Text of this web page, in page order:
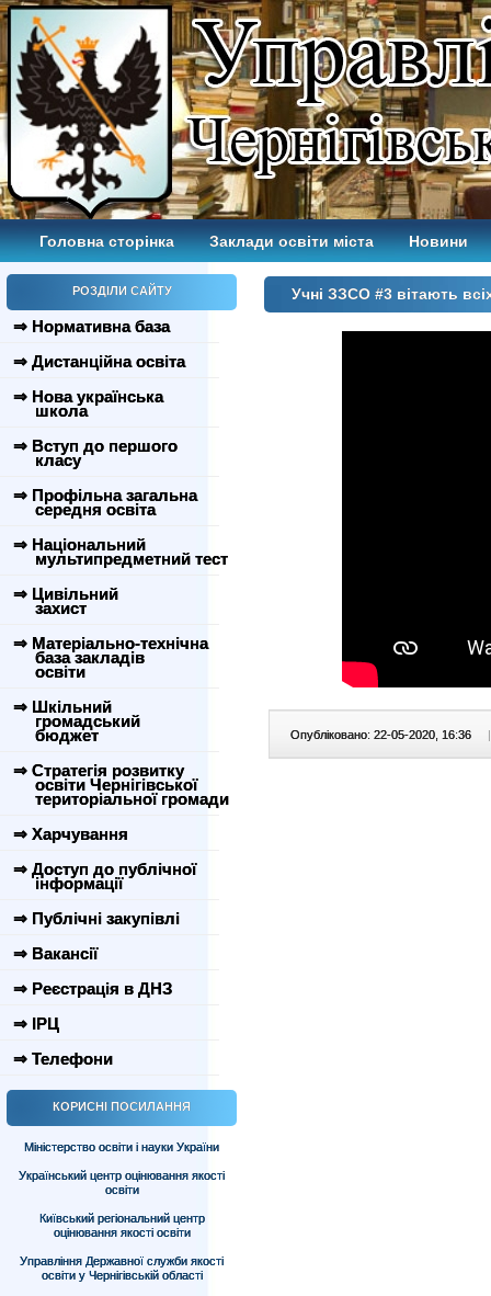
Головна сторінка Заклади освіти міста Новини
РОЗДІЛИ САЙТУ
⇒ Нормативна база
⇒ Дистанційна освіта
⇒ Нова українська
школа
⇒ Вступ до першого
класу
⇒ Профільна загальна
середня освіта
⇒ Національний
мультипредметний тест
⇒ Цивільний
захист
⇒ Матеріально-технічна
база закладів
освіти
⇒ Шкільний
громадський
бюджет
⇒ Стратегія розвитку
освіти Чернігівської
територіальної громади
⇒ Харчування
⇒ Доступ до публічної
інформації
⇒ Публічні закупівлі
⇒ Вакансії
⇒ Реєстрація в ДНЗ
⇒ ІРЦ
⇒ Телефони
КОРИСНІ ПОСИЛАННЯ
Міністерство освіти і науки України
Український центр оцінювання якості
освіти
Київський регіональний центр
оцінювання якості освіти
Управління Державної служби якості
освіти у Чернігівській області
Учні ЗЗСО #3 вітають
Опубліковано: 22-05-2020, 16:36 |